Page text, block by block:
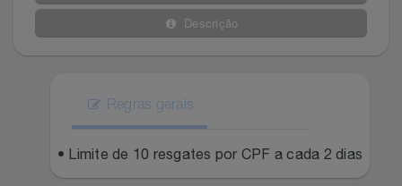
SEU VALE TE ESPERANDO
Celulares E Smartphone
Cosméticos
Doações
Easylive
Fortaleza
Estoque
Insider
Descrição
Regras gerais
• Limite de 10 resgates por CPF a cada 2 dias